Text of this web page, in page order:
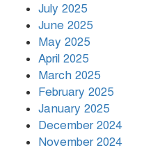
July 2025
June 2025
May 2025
April 2025
March 2025
February 2025
January 2025
December 2024
November 2024